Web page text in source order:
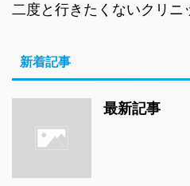
二度と行きたくないクリニ
新着記事
最新記事